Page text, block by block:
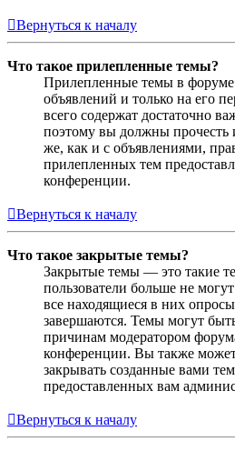
Вернуться к началу
Что такое прилепленные темы?
Прилепленные темы в форуме
объявлений и только на его
всего содержат достаточно
поэтому вы должны прочесть
же, как и с объявлениями,
прилепленных тем
конференции.
Вернуться к началу
Что такое закрытые темы?
Закрытые темы — это такие
пользователи больше не
все находящиеся в них
завершаются. Темы могут
причинам модератором
конференции. Вы также
закрывать созданные вами
предоставленных вам
Вернуться к началу